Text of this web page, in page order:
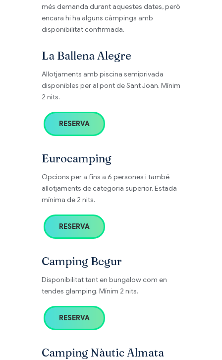
més demanda durant aquestes dates, però
encara hi ha alguns càmpings amb
disponibilitat confirmada.
La Ballena Alegre
Allotjaments amb piscina semiprivada
disponibles per al pont de Sant Joan. Mínim
2 nits.
RESERVA
Eurocamping
Opcions per a fins a 6 persones i també
allotjaments de categoria superior. Estada
mínima de 2 nits.
RESERVA
Camping Begur
Disponibilitat tant en bungalow com en
tendes glamping. Mínim 2 nits.
RESERVA
Camping Nàutic Almata